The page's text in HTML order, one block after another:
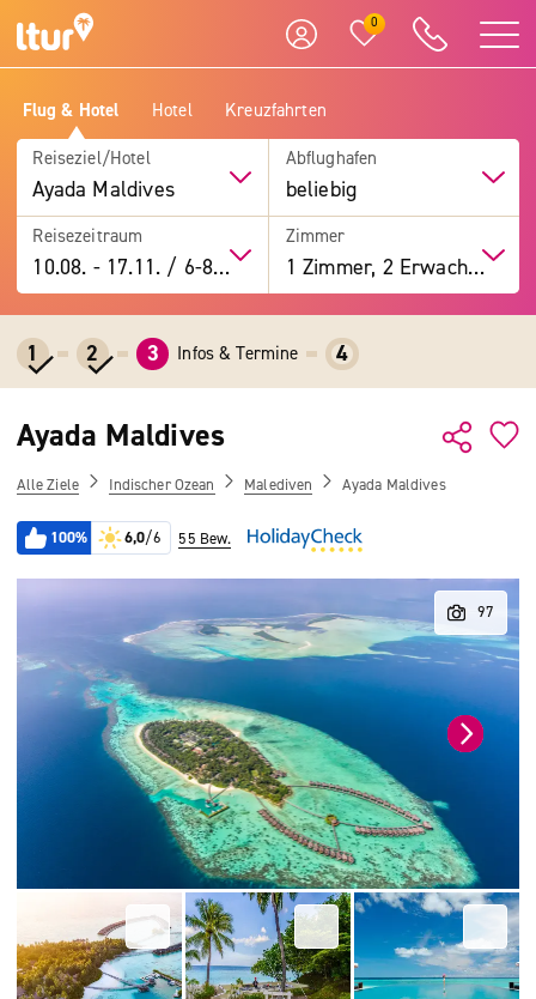
0
Flug & Hotel Hotel Kreuzfahrten
Reiseziel/Hotel
Ayada Maldives
Abflughafen
beliebig
Reisezeitraum
10.08. -17.11. / 6-8 Tage
Zimmer
1 Zimmer, 2 Erwachsene
1 2 3 Infos & Termine 4
Ayada Maldives
Alle Ziele Indischer Ozean Malediven Ayada Maldives
100% 6,0/6 55 Bew.